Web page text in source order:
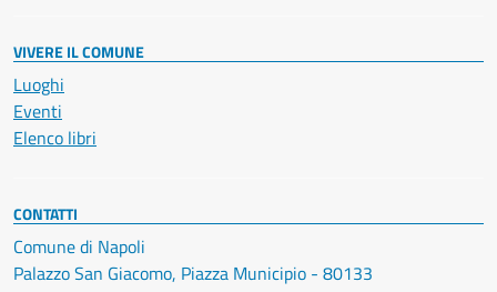
VIVERE IL COMUNE
Luoghi
Eventi
Elenco libri
CONTATTI
Comune di Napoli
Palazzo San Giacomo, Piazza Municipio - 80133